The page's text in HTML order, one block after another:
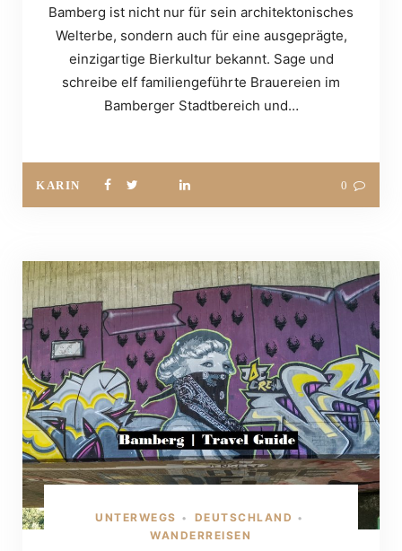
Bamberg ist nicht nur für sein architektonisches
Welterbe, sondern auch für eine ausgeprägte,
einzigartige Bierkultur bekannt. Sage und
schreibe elf familiengeführte Brauereien im
Bamberger Stadtbereich und…
KARIN 0
UNTERWEGS • DEUTSCHLAND •
WANDERREISEN